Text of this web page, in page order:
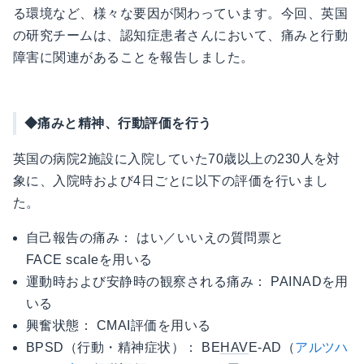
る環境など、様々な要因が関わっています。今回、英国
の研究チームは、認知症患者さんにおいて、痛みと行動
障害に関連があることを報告しました。
◆痛みと精神、行動評価を行う
英国の病院2施設に入院していた70歳以上の230人を対
象に、入院時および4日ごとに以下の評価を行いまし
た。
自己報告の痛み： はい／いいえの質問票と
FACE scaleを用いる
運動時および安静時の観察される痛み： PAINADを用
いる
興奮状態： CMAI評価を用いる
BPSD（行動・精神症状）： BEHAVE-AD（アルツハ